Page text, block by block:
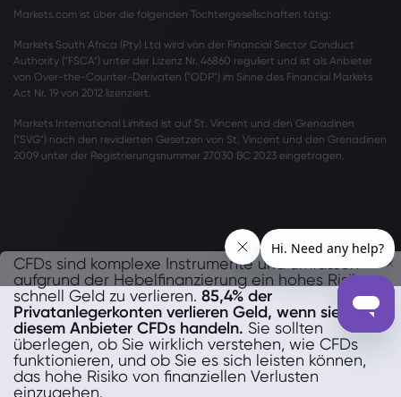
CFDs sind komplexe Instrumente und umfassen
aufgrund der Hebelfinanzierung ein hohes Risiko,
schnell Geld zu verlieren. 85,4% der
Privatanlegerkonten verlieren Geld, wenn sie mit
diesem Anbieter CFDs handeln. Sie sollten
überlegen, ob Sie wirklich verstehen, wie CFDs
funktionieren, und ob Sie es sich leisten können,
das hohe Risiko von finanziellen Verlusten
einzugehen.
Markets.com ist über die folgenden Tochtergesellschaften tätig:
Markets South Africa (Pty) Ltd wird von der Financial Sector Conduct
Authority ("FSCA") unter der Lizenz Nr. 46860 reguliert und ist als Anbieter
von Over-the-Counter-Derivaten ("ODP") im Sinne des Financial Markets
Act Nr. 19 von 2012 lizenziert.
Markets International Limited ist auf St. Vincent und den Grenadinen
("SVG") nach den revidierten Gesetzen von St. Vincent und den Grenadinen
2009 unter der Registrierungsnummer 27030 BC 2023 eingetragen.